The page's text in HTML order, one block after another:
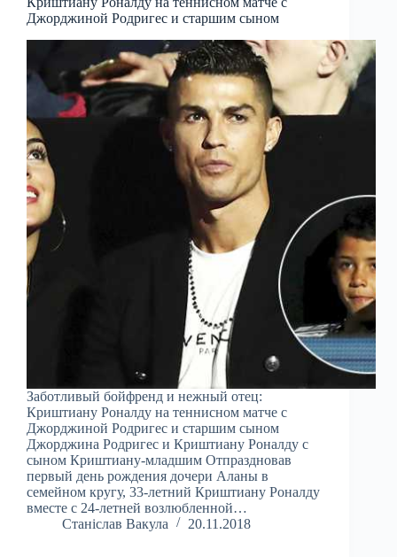
Джорджиной Родригес и старшим сыном
Заботливый бойфренд и нежный отец:
Криштиану Роналду на теннисном матче с
Джорджиной Родригес и старшим сыном
Джорджина Родригес и Криштиану Роналду с
сыном Криштиану-младшим Отпраздновав
первый день рождения дочери Аланы в
семейном кругу, 33-летний Криштиану Роналду
вместе с 24-летней возлюбленной…
Станіслав Вакула
20.11.2018